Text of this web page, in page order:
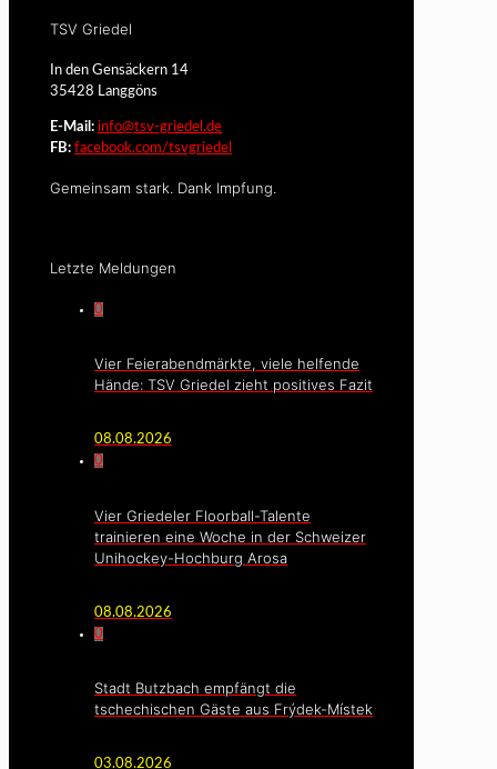
TSV Griedel
In den Gensäckern 14
35428 Langgöns
E-Mail: info@tsv-griedel.de
FB: facebook.com/tsvgriedel
Gemeinsam stark. Dank Impfung.
Letzte Meldungen
0
Vier Feierabendmärkte, viele helfende
Hände: TSV Griedel zieht positives Fazit
08.08.2026
0
Vier Griedeler Floorball-Talente
trainieren eine Woche in der Schweizer
Unihockey-Hochburg Arosa
08.08.2026
0
Stadt Butzbach empfängt die
tschechischen Gäste aus Frýdek-Místek
03.08.2026